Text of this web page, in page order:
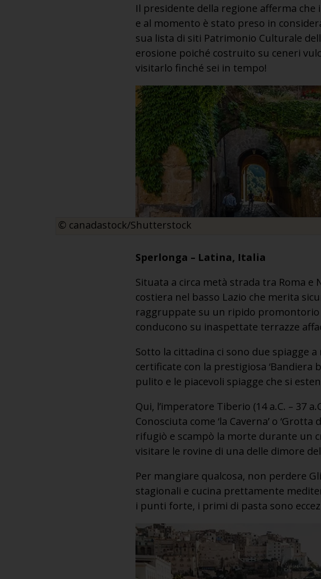
Il presidente della regione afferma
e al momento è stato preso in
sua lista di siti Patrimonio Culturale
erosione poiché costruito su ceneri
visitarlo finché sei in tempo!
© canadastock/Shutterstock
Sperlonga – Latina, Italia
Situata a circa metà strada tra Roma
costiera nel basso Lazio che merita
raggruppate su un ripido promontorio
conducono su inaspettate terrazze
Sotto la cittadina ci sono due spiagge
certificate con la prestigiosa ‘Bandiera
pulito e le piacevoli spiagge che si
Qui, l’imperatore Tiberio (14 a.C. – 37
Conosciuta come ‘la Caverna’ o
rifugiò e scampò la morte durante un
visitare le rovine di una delle dimore
Per mangiare qualcosa, non perdere
stagionali e cucina prettamente
i punti forte, i primi di pasta sono